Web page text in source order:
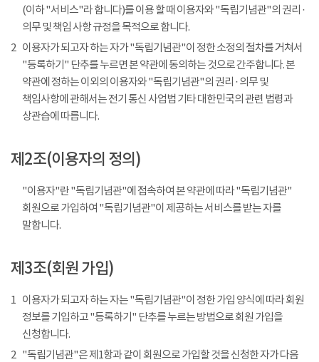
(이하 "서비스"라 합니다)를 이용 할 때 이용자와 "독립기념관"의 권리 ·
의무 및 책임 사항 규정을 목적으로 합니다.
2 이용자가 되고자 하는 자가 "독립기념관"이 정한 소정의 절차를 거쳐서
"등록하기" 단추를 누르면 본 약관에 동의하는 것으로 간주합니다. 본
약관에 정하는 이외의 이용자와 "독립기념관"의 권리 · 의무 및
책임사항에 관해서는 전기 통신 사업법 기타 대한민국의 관련 법령과
상관습에 따릅니다.
제2조(이용자의 정의)
"이용자"란 "독립기념관"에 접속하여 본 약관에 따라 "독립기념관"
회원으로 가입하여 "독립기념관"이 제공하는 서비스를 받는 자를
말합니다.
제3조(회원 가입)
1 이용자가 되고자 하는 자는 "독립기념관"이 정한 가입 양식에 따라 회원
정보를 기입하고 "등록하기" 단추를 누르는 방법으로 회원 가입을
신청합니다.
2 "독립기념관"은 제1항과 같이 회원으로 가입할 것을 신청한 자가 다음